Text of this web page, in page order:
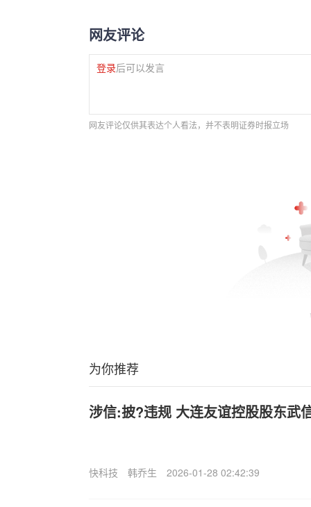
网友评论
登录后可以发言
网友评论仅供其表达个人看法，并不表明证券时报立场
为你推荐
涉信:披?违规 大连友谊控股股东武
快科技 韩乔生 2026-01-28 02:42:39